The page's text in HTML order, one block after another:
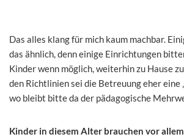
Das alles klang für mich kaum machbar.
das ähnlich, denn einige Einrichtungen
Kinder wenn möglich, weiterhin zu Hause
den Richtlinien sei die Betreuung eher eine
wo bleibt bitte da der pädagogische
Kinder in diesem Alter brauchen vor